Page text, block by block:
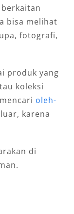
bisa melihat
fotografi,
produk yang
koleksi
oleh-
karena
di